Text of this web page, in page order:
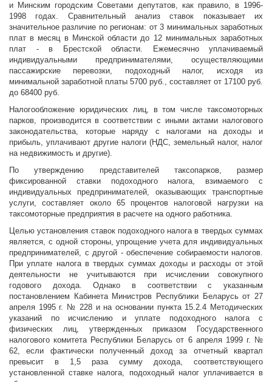
и Минским городским Советами депутатов, как правило, в 1996-
1998 годах. Сравнительный анализ ставок показывает их
значительное различие по регионам: от 3 минимальных заработных
плат в месяц в Минской области до 12 минимальных заработных
плат - в Брестской области. Ежемесячно уплачиваемый
индивидуальными предпринимателями, осуществляющими
пассажирские перевозки, подоходный налог, исходя из
минимальной заработной платы 5700 руб., составляет от 17100 руб.
до 68400 руб.
Налогообложение юридических лиц, в том числе таксомоторных
парков, производится в соответствии с иными актами налогового
законодательства, которые наряду с налогами на доходы и
прибыль, уплачивают другие налоги (НДС, земельный налог, налог
на недвижимость и другие).
По утверждению представителей таксопарков, размер
фиксированной ставки подоходного налога, взимаемого с
индивидуальных предпринимателей, оказывающих транспортные
услуги, составляет около 65 процентов налоговой нагрузки на
таксомоторные предприятия в расчете на одного работника.
Целью установления ставок подоходного налога в твердых суммах
является, с одной стороны, упрощение учета для индивидуальных
предпринимателей, с другой - обеспечение собираемости налогов.
При уплате налога в твердых суммах доходы и расходы от этой
деятельности не учитываются при исчислении совокупного
годового дохода. Однако в соответствии с указанным
постановлением Кабинета Министров Республики Беларусь от 27
апреля 1995 г. № 228 и на основании пункта 15.2.4 Методических
указаний по исчислению и уплате подоходного налога с
физических лиц, утвержденных приказом Государственного
налогового комитета Республики Беларусь от 6 апреля 1999 г. №
62, если фактически полученный доход за отчетный квартал
превысит в 1,5 раза сумму дохода, соответствующего
установленной ставке налога, подоходный налог уплачивается в